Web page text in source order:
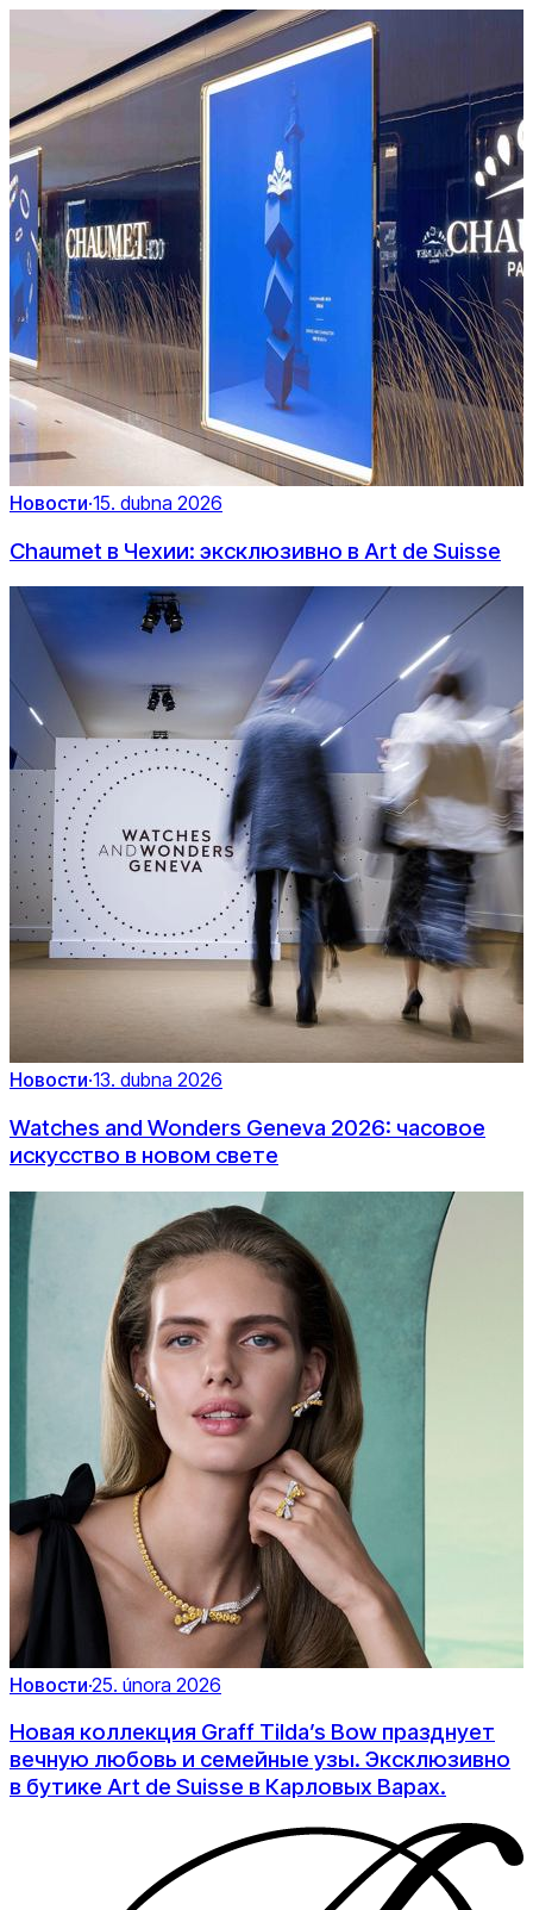
Новости·15. dubna 2026
Chaumet в Чехии: эксклюзивно в Art de Suisse
Новости·13. dubna 2026
Watches and Wonders Geneva 2026: часовое
искусство в новом свете
Новости·25. února 2026
Новая коллекция Graff Tilda’s Bow празднует
вечную любовь и семейные узы. Эксклюзивно
в бутике Art de Suisse в Карловых Варах.